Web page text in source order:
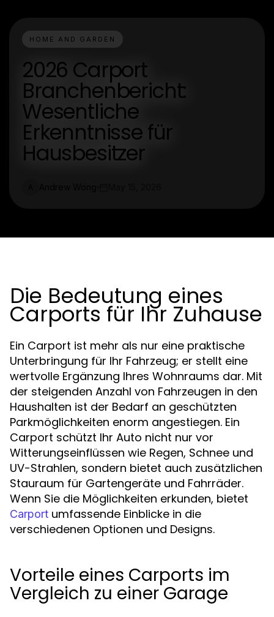
HOME AND GARDEN
2026 Carport
Branchenbericht:
Wesentliche
Erkenntnisse für
Hausbesitzer
Die Bedeutung eines
Carports für Ihr Zuhause
Ein Carport ist mehr als nur eine praktische
Unterbringung für Ihr Fahrzeug; er stellt eine
wertvolle Ergänzung Ihres Wohnraums dar. Mit
der steigenden Anzahl von Fahrzeugen in den
Haushalten ist der Bedarf an geschützten
Parkmöglichkeiten enorm angestiegen. Ein
Carport schützt Ihr Auto nicht nur vor
Witterungseinflüssen wie Regen, Schnee und
UV-Strahlen, sondern bietet auch zusätzlichen
Stauraum für Gartengeräte und Fahrräder.
Wenn Sie die Möglichkeiten erkunden, bietet
Carport umfassende Einblicke in die
verschiedenen Optionen und Designs.
Vorteile eines Carports im
Vergleich zu einer Garage